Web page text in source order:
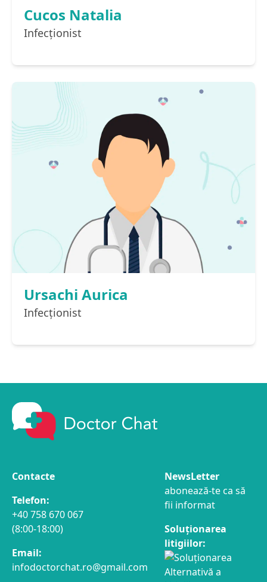
Cucos Natalia
Infecţionist
Ursachi Aurica
Infecţionist
Contacte
Telefon:
+40 758 670 067
(8:00-18:00)
Email:
infodoctorchat.ro@gmail.com
NewsLetter
abonează-te ca să
fii informat
Soluționarea
litigiilor: